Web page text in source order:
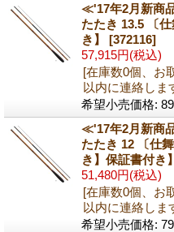
≪'17年2月新商
たたき 13.5 〔
き】 [372116]
57,915円(税込)
[在庫数0個、お
以内に連絡しま
希望小売価格:
≪'17年2月新商
たたき 12 〔仕
き】保証書付き
51,480円(税込)
[在庫数0個、お
以内に連絡しま
希望小売価格: